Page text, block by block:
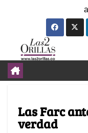
Las Farc
verdad